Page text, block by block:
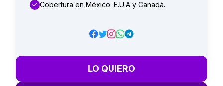
Cobertura en México, E.U.A y Canadá.
LO QUIERO